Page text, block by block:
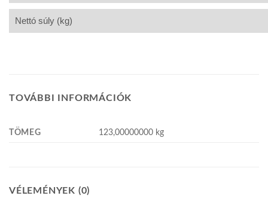
Nettó súly (kg)
TOVÁBBI INFORMÁCIÓK
TÖMEG 123,00000000 kg
VÉLEMÉNYEK (0)